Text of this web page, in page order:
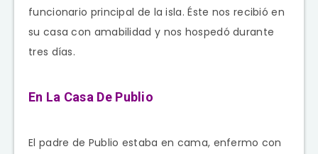
funcionario principal de la isla. Éste nos recibió en
su casa con amabilidad y nos hospedó durante
tres días.
En La Casa De Publio
El padre de Publio estaba en cama, enfermo con